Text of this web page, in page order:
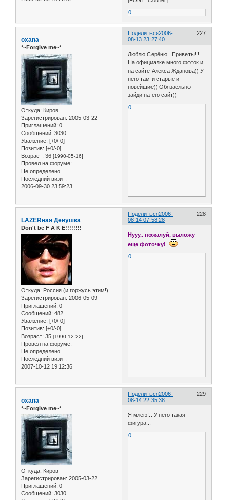
0
Поделиться 227
2006-
08-13 23:27:40
oxana
*~Forgive me~*
Откуда: Киров
Зарегистрирован: 2005-03-22
Приглашений: 0
Сообщений: 3030
Уважение: [+0/-0]
Позитив: [+0/-0]
Возраст: 36 [1990-05-16]
Провел на форуме:
Не определено
Последний визит:
2006-09-30 23:59:23
Люблю Серёню Приветы!!!
На официалке много фоток и
на сайте Алекса Жданова)) У
него там и старые и
новейшие)) Обязаельно
зайди на его сайт))
0
Поделиться 228
2006-
08-14 07:58:28
LAZERная Девушка
Don't be F A K E!!!!!!!!
Откуда: Россия (и горжусь этим!)
Зарегистрирован: 2006-05-09
Приглашений: 0
Сообщений: 482
Уважение: [+0/-0]
Позитив: [+0/-0]
Возраст: 35 [1990-12-22]
Провел на форуме:
Не определено
Последний визит:
2007-10-12 19:12:36
Нууу.. пожалуй, выложу
еще фоточку!
0
Поделиться 229
2006-
08-14 22:35:38
oxana
*~Forgive me~*
Откуда: Киров
Зарегистрирован: 2005-03-22
Приглашений: 0
Сообщений: 3030
Я млею!.. У него такая
фигура...
0